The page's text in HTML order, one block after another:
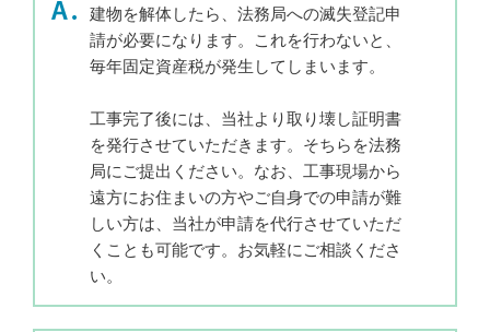
建物を解体したら、法務局への滅失登記申
請が必要になります。これを行わないと、
毎年固定資産税が発生してしまいます。
工事完了後には、当社より取り壊し証明書
を発行させていただきます。そちらを法務
局にご提出ください。なお、工事現場から
遠方にお住まいの方やご自身での申請が難
しい方は、当社が申請を代行させていただ
くことも可能です。お気軽にご相談くださ
い。